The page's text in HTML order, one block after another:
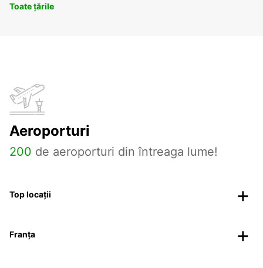
Toate țările
Aeroporturi
200 de aeroporturi din întreaga lume!
Top locații
Franța